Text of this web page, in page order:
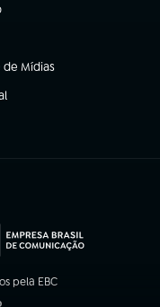
Mídias
aba)
pela EBC